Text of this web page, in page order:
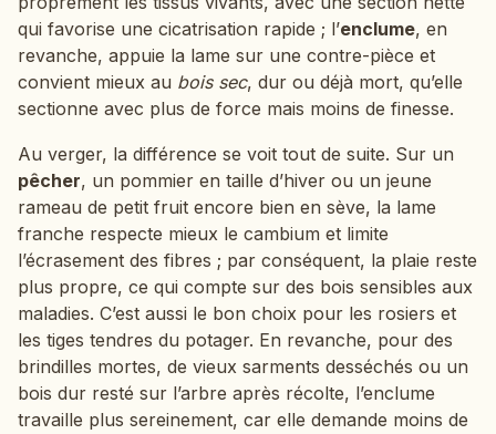
qui favorise une cicatrisation rapide ; l’enclume, en
revanche, appuie la lame sur une contre-pièce et
convient mieux au bois sec, dur ou déjà mort, qu’elle
sectionne avec plus de force mais moins de finesse.
Au verger, la différence se voit tout de suite. Sur un
pêcher, un pommier en taille d’hiver ou un jeune
rameau de petit fruit encore bien en sève, la lame
franche respecte mieux le cambium et limite
l’écrasement des fibres ; par conséquent, la plaie reste
plus propre, ce qui compte sur des bois sensibles aux
maladies. C’est aussi le bon choix pour les rosiers et
les tiges tendres du potager. En revanche, pour des
brindilles mortes, de vieux sarments desséchés ou un
bois dur resté sur l’arbre après récolte, l’enclume
travaille plus sereinement, car elle demande moins de